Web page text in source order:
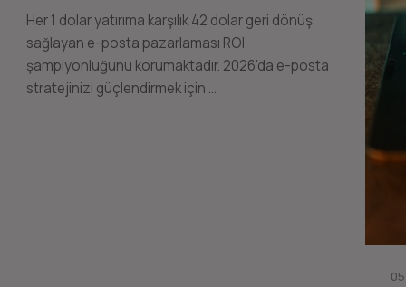
Her 1 dolar yatırıma karşılık 42 dolar geri dönüş
sağlayan e-posta pazarlaması ROI
şampiyonluğunu korumaktadır. 2026'da e-posta
stratejinizi güçlendirmek için …